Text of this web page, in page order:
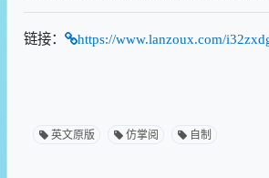
链接： https://www.lanzoux.com/
英文原版 仿掌阅 自制